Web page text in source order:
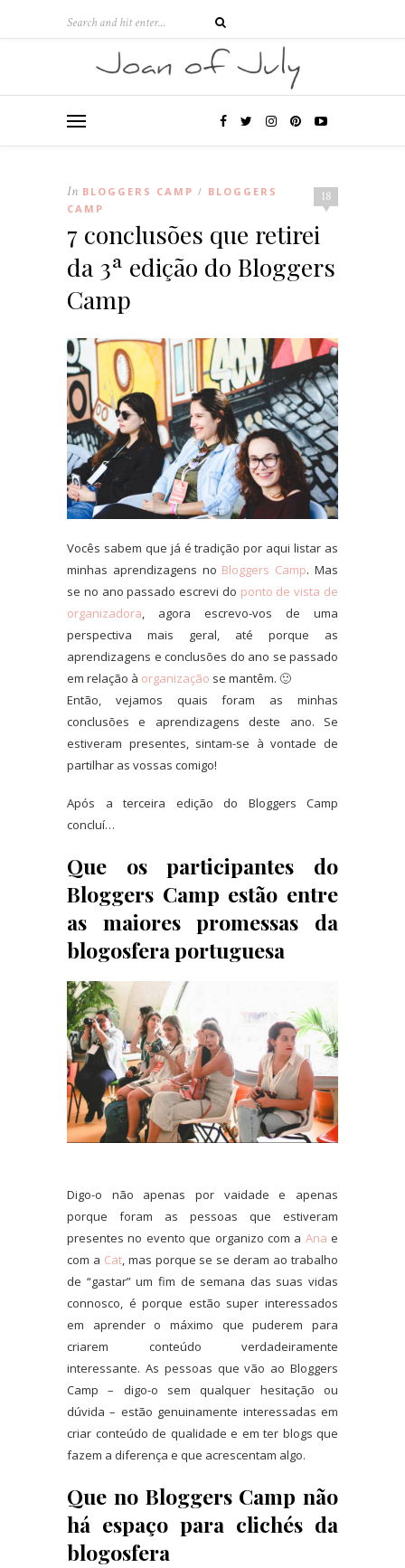
18
In BLOGGERS CAMP / BLOGGERS
CAMP
7 conclusões que retirei
da 3ª edição do Bloggers
Camp
Vocês sabem que já é tradição por aqui listar as
minhas aprendizagens no Bloggers Camp. Mas
se no ano passado escrevi do ponto de vista de
organizadora, agora escrevo-vos de uma
perspectiva mais geral, até porque as
aprendizagens e conclusões do ano se passado
em relação à organização se mantêm. 🙂
Então, vejamos quais foram as minhas
conclusões e aprendizagens deste ano. Se
estiveram presentes, sintam-se à vontade de
partilhar as vossas comigo!
Após a terceira edição do Bloggers Camp
concluí…
Que os participantes do
Bloggers Camp estão entre
as maiores promessas da
blogosfera portuguesa
Digo-o não apenas por vaidade e apenas
porque foram as pessoas que estiveram
presentes no evento que organizo com a Ana e
com a Cat, mas porque se se deram ao trabalho
de “gastar” um fim de semana das suas vidas
connosco, é porque estão super interessados
em aprender o máximo que puderem para
criarem conteúdo verdadeiramente
interessante. As pessoas que vão ao Bloggers
Camp – digo-o sem qualquer hesitação ou
dúvida – estão genuinamente interessadas em
criar conteúdo de qualidade e em ter blogs que
fazem a diferença e que acrescentam algo.
Que no Bloggers Camp não
há espaço para clichés da
blogosfera